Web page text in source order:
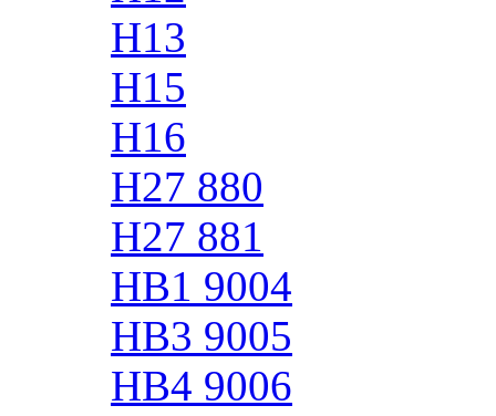
H13
H15
H16
H27 880
H27 881
HB1 9004
HB3 9005
HB4 9006